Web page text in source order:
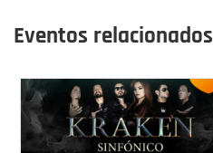
Eventos relacionados